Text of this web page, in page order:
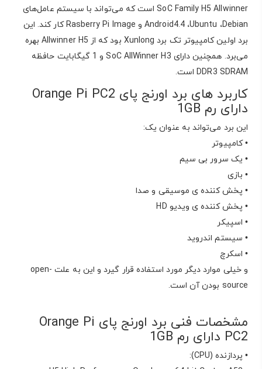
SoC Family H5 Allwinner است که می‌تواند با سیستم عامل‌های
Android4.4،Ubuntu ،Debian و
Rasberry Pi Image کار کند. این
برد اولین کامپیوتر تک برد Xunlong بود که از Allwinner H5 بهره
می‌برد. همچنین دارای SoC AllWinner H3 و 1 گیگابایت حافظه
DDR3 SDRAM است.
کاربرد های برد اورنج پای Orange Pi PC2
دارای رم 1GB
این برد می‌تواند به عنوان یک:
• کامپیوتر
• یک سرور بی سیم
• بازی
• پخش کننده ی موسیقی و صدا
• پخش کننده ی ویدیو HD
• اسپیکر
• سیستم اندروید
• اسکرچ
و خیلی موارد دیگر مورد استفاده قرار گیرد و این به علت open-
source بودن آن است.
مشخصات فنی برد اورنج پای Orange Pi
PC2 دارای رم 1GB
• پردازنده (CPU):